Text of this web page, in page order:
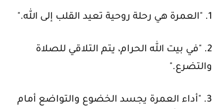
1. "العمرة هي رحلة روحية تعيد القلب إلى الله."
2. "في بيت الله الحرام، يتم التلاقي للصلاة
والتضرع."
3. "أداء العمرة يجسد الخضوع والتواضع أمام